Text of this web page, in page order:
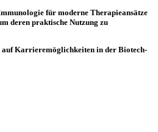
für moderne Therapieansätze
deren praktische Nutzung zu
auf Karrieremöglichkeiten in der Biotech-